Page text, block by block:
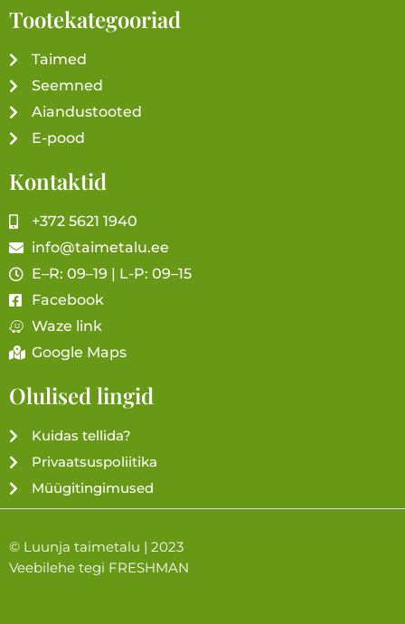
Tootekategooriad
Taimed
Seemned
Aiandustooted
E-pood
Kontaktid
+372 5621 1940
info@taimetalu.ee
E–R: 09–19 | L-P: 09–15
Facebook
Waze link
Google Maps
Olulised lingid
Kuidas tellida?
Privaatsuspoliitika
Müügitingimused
© Luunja taimetalu | 2023
Veebilehe tegi FRESHMAN